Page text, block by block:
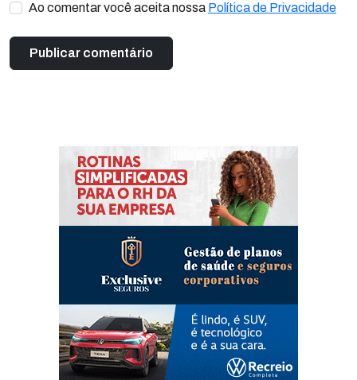
Ao comentar você aceita nossa Política de Privacidade